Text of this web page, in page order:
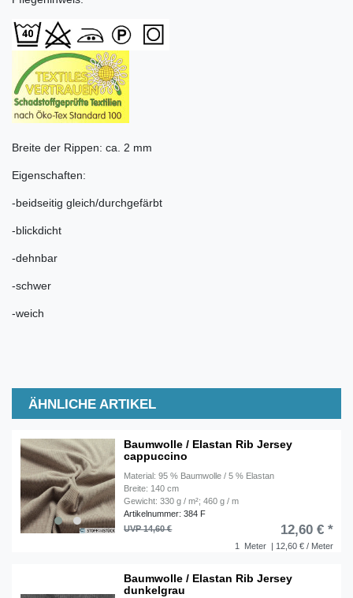
Breite der Rippen: ca. 2 mm
Eigenschaften:
-beidseitig gleich/durchgefärbt
-blickdicht
-dehnbar
-schwer
-weich
ÄHNLICHE ARTIKEL
Baumwolle / Elastan Rib Jersey
cappuccino
Material: 95 % Baumwolle / 5 % Elastan
Breite: 140 cm
Gewicht: 330 g / m²; 460 g / m
Artikelnummer: 384 F
1 Meter | 12,60 € / Meter
UVP 14,60 € 12,60 € *
Baumwolle / Elastan Rib Jersey
dunkelgrau